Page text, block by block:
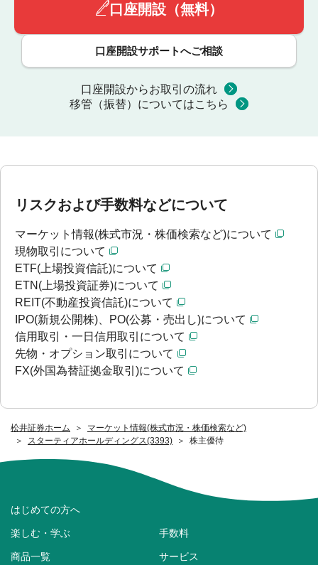
松井証券ホーム
マーケット情報(株式市況・株価検索など)
スターティアホールディングス(3393)
株主優待
口座開設（無料）
口座開設サポートへご相談
口座開設からお取引の流れ
移管（振替）についてはこちら
リスクおよび手数料などについて
マーケット情報(株式市況・株価検索など)について
現物取引について
ETF(上場投資信託)について
ETN(上場投資証券)について
REIT(不動産投資信託)について
IPO(新規公開株)、PO(公募・売出し)について
信用取引・一日信用取引について
先物・オプション取引について
FX(外国為替証拠金取引)について
はじめての方へ
楽しむ・学ぶ 手数料
商品一覧 サービス